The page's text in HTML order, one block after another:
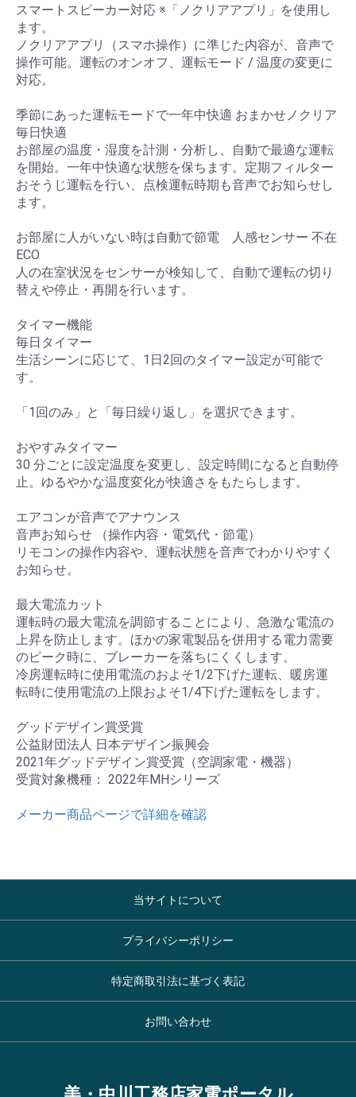
スマートスピーカー対応 ※「ノクリアアプリ」を使用し
ます。
ノクリアアプリ（スマホ操作）に準じた内容が、音声で
操作可能。運転のオンオフ、運転モード / 温度の変更に
対応。
季節にあった運転モードで一年中快適 おまかせノクリア
毎日快適
お部屋の温度・湿度を計測・分析し、自動で最適な運転
を開始。一年中快適な状態を保ちます。定期フィルター
おそうじ運転を行い、点検運転時期も音声でお知らせし
ます。
お部屋に人がいない時は自動で節電 人感センサー 不在
ECO
人の在室状況をセンサーが検知して、自動で運転の切り
替えや停止・再開を行います。
タイマー機能
毎日タイマー
生活シーンに応じて、1日2回のタイマー設定が可能で
す。
「1回のみ」と「毎日繰り返し」を選択できます。
おやすみタイマー
30 分ごとに設定温度を変更し、設定時間になると自動停
止。ゆるやかな温度変化が快適さをもたらします。
エアコンが音声でアナウンス
音声お知らせ （操作内容・電気代・節電）
リモコンの操作内容や、運転状態を音声でわかりやすく
お知らせ。
最大電流カット
運転時の最大電流を調節することにより、急激な電流の
上昇を防止します。ほかの家電製品を併用する電力需要
のピーク時に、ブレーカーを落ちにくくします。
冷房運転時に使用電流のおよそ1/2下げた運転、暖房運
転時に使用電流の上限およそ1/4下げた運転をします。
グッドデザイン賞受賞
公益財団法人 日本デザイン振興会
2021年グッドデザイン賞受賞（空調家電・機器）
受賞対象機種： 2022年MHシリーズ
メーカー商品ページで詳細を確認
当サイトについて
プライバシーポリシー
特定商取引法に基づく表記
お問い合わせ